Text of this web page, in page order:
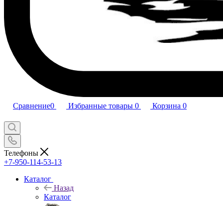
Сравнение0 Избранные товары 0 Корзина 0
Телефоны
+7-950-114-53-13
Каталог
Назад
Каталог